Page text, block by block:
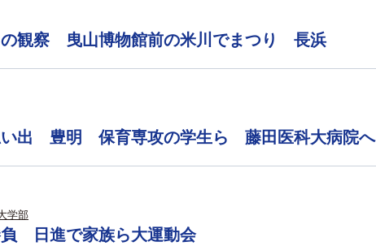
の観察 曳山博物館前の米川でまつり 長浜
い出 豊明 保育専攻の学生ら 藤田医科大病院へ
学部
日進で家族ら大運動会